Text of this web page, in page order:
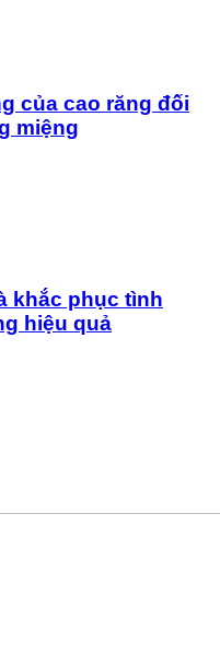
của cao răng đối
miệng
khắc phục tình
hiệu quả